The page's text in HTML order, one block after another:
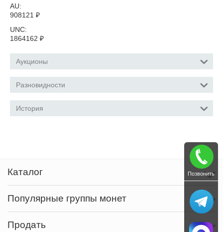
AU:
908121 ₽
UNC:
1864162 ₽
Аукционы
Разновидности
История
Каталог
Популярные группы монет
Продать
Позвонить